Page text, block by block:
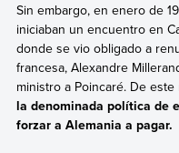
Sin embargo, en enero de
iniciaban un encuentro en
donde se vio obligado a
francesa, Alexandre
ministro a Poincaré. De este
la denominada política de
forzar a Alemania a pagar.